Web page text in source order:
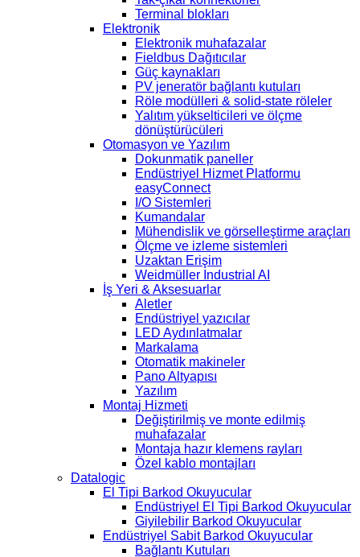
Terminal blokları
Elektronik
Elektronik muhafazalar
Fieldbus Dağıtıcılar
Güç kaynakları
PV jeneratör bağlantı kutuları
Röle modülleri & solid-state röleler
Yalıtım yükselticileri ve ölçme
dönüştürücüleri
Otomasyon ve Yazılım
Dokunmatik paneller
Endüstriyel Hizmet Platformu
easyConnect
I/O Sistemleri
Kumandalar
Mühendislik ve görselleştirme araçları
Ölçme ve izleme sistemleri
Uzaktan Erişim
Weidmüller Industrial AI
İş Yeri & Aksesuarlar
Aletler
Endüstriyel yazıcılar
LED Aydınlatmalar
Markalama
Otomatik makineler
Pano Altyapısı
Yazılım
Montaj Hizmeti
Değiştirilmiş ve monte edilmiş
muhafazalar
Montaja hazır klemens rayları
Özel kablo montajları
Datalogic
El Tipi Barkod Okuyucular
Endüstriyel El Tipi Barkod Okuyucular
Giyilebilir Barkod Okuyucular
Endüstriyel Sabit Barkod Okuyucular
Bağlantı Kutuları